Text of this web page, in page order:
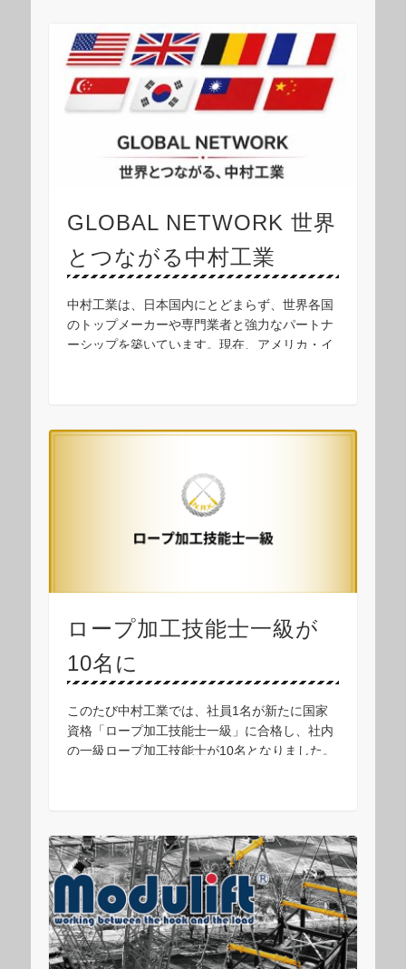
GLOBAL NETWORK 世界
とつながる中村工業
中村工業は、日本国内にとどまらず、世界各国
のトップメーカーや専門業者と強力なパートナ
ーシップを築いています。現在、アメリカ・イ
ロープ加工技能士一級が
10名に
このたび中村工業では、社員1名が新たに国家
資格「ロープ加工技能士一級」に合格し、社内
の一級ロープ加工技能士が10名となりました。